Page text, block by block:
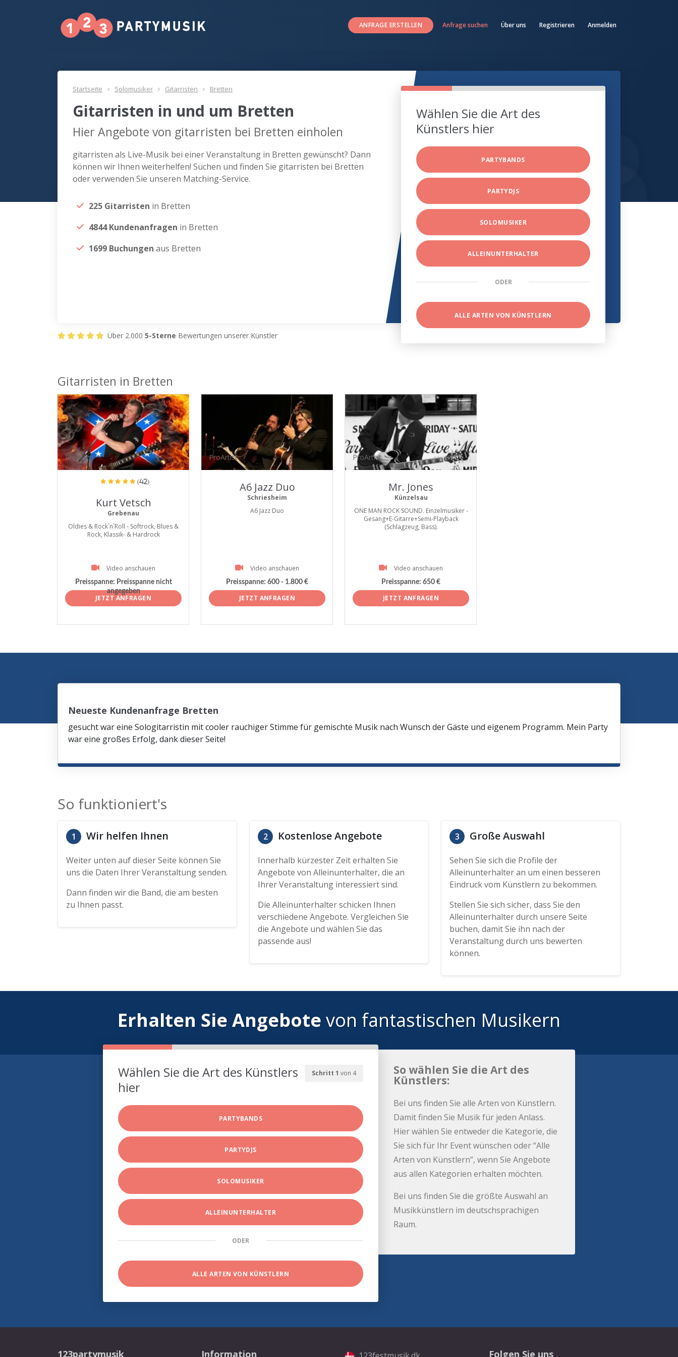
ANFRAGE ERSTELLEN Anfrage suchen Über uns Registrieren Anmelden
Startseite Solomusiker Gitarristen Bretten
Gitarristen in und um Bretten
Hier Angebote von gitarristen bei Bretten einholen
gitarristen als Live-Musik bei einer Veranstaltung in Bretten gewünscht? Dann
können wir Ihnen weiterhelfen! Suchen und finden Sie gitarristen bei Bretten
oder verwenden Sie unseren Matching-Service.
225 Gitarristen in Bretten
4844 Kundenanfragen in Bretten
1699 Buchungen aus Bretten
Wählen Sie die Art des
Künstlers hier
PARTYBANDS
PARTYDJS
SOLOMUSIKER
ALLEINUNTERHALTER
ODER
ALLE ARTEN VON KÜNSTLERN
Über 2.000 5-Sterne Bewertungen unserer Künstler
Gitarristen in Bretten
ProArtist
(42)
Kurt Vetsch
Grebenau
Oldies & Rock`n`Roll - Softrock, Blues &
Rock, Klassik- & Hardrock
Video anschauen
Preisspanne: Preisspanne nicht
angegeben
JETZT ANFRAGEN
ProArtist
A6 Jazz Duo
Schriesheim
A6 Jazz Duo
Video anschauen
Preisspanne: 600 - 1.800 €
JETZT ANFRAGEN
ProArtist
Mr. Jones
Künzelsau
ONE MAN ROCK SOUND. Einzelmusiker -
Gesang+E-Gitarre+Semi-Playback
(Schlagzeug, Bass).
Video anschauen
Preisspanne: 650 €
JETZT ANFRAGEN
Neueste Kundenanfrage Bretten
gesucht war eine Sologitarristin mit cooler rauchiger Stimme für gemischte Musik nach Wunsch der Gäste und eigenem Programm. Mein Party
war eine großes Erfolg, dank dieser Seite!
So funktioniert's
1 Wir helfen Ihnen
Weiter unten auf dieser Seite können Sie
uns die Daten Ihrer Veranstaltung senden.
Dann finden wir die Band, die am besten
zu Ihnen passt.
2 Kostenlose Angebote
Innerhalb kürzester Zeit erhalten Sie
Angebote von Alleinunterhalter, die an
Ihrer Veranstaltung interessiert sind.
Die Alleinunterhalter schicken Ihnen
verschiedene Angebote. Vergleichen Sie
die Angebote und wählen Sie das
passende aus!
3 Große Auswahl
Sehen Sie sich die Profile der
Alleinunterhalter an um einen besseren
Eindruck vom Künstlern zu bekommen.
Stellen Sie sich sicher, dass Sie den
Alleinunterhalter durch unsere Seite
buchen, damit Sie ihn nach der
Veranstaltung durch uns bewerten
können.
Erhalten Sie Angebote von fantastischen Musikern
Schritt 1 von 4
Wählen Sie die Art des Künstlers
hier
PARTYBANDS
PARTYDJS
SOLOMUSIKER
ALLEINUNTERHALTER
ODER
ALLE ARTEN VON KÜNSTLERN
So wählen Sie die Art des
Künstlers:
Bei uns finden Sie alle Arten von Künstlern.
Damit finden Sie Musik für jeden Anlass.
Hier wählen Sie entweder die Kategorie, die
Sie sich für Ihr Event wünschen oder “Alle
Arten von Künstlern”, wenn Sie Angebote
aus allen Kategorien erhalten möchten.
Bei uns finden Sie die größte Auswahl an
Musikkünstlern im deutschsprachigen
Raum.
123partymusik Information Folgen Sie uns